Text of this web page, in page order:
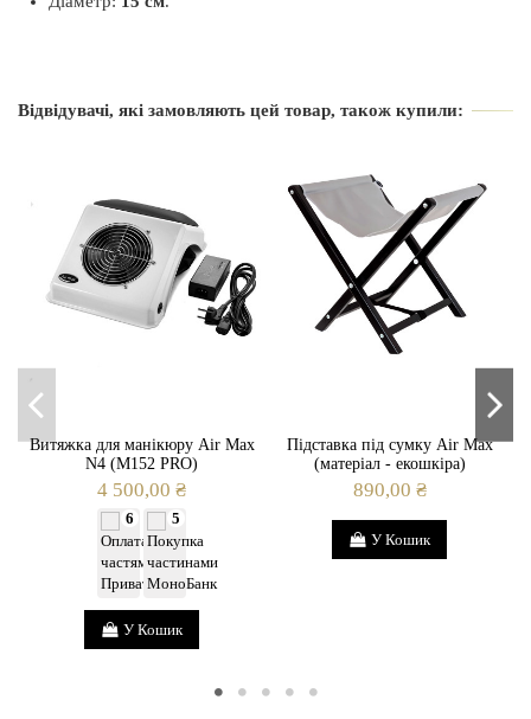
Країна виробник Україна
Відвідувачі, які замовляють цей товар, також купили:
Витяжка для манікюру Air Max
N4 (M152 PRO)
4 500,00 ₴
6 5
У Кошик
Підставка під сумку Air Max
(матеріал - екошкіра)
890,00 ₴
У Кошик